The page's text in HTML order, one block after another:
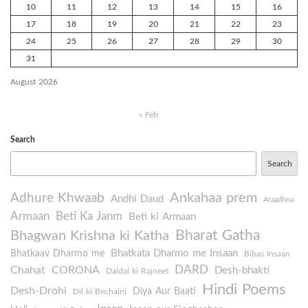
August 2026
10 11 12 13 14 15 16
17 18 19 20 21 22 23
24 25 26 27 28 29 30
31
« Feb
Search
Search
Adhure Khwaab Andhi Daud Ankahaa prem Araadhna
Armaan Beti Ka Janm Beti ki Armaan
Bhagwan Krishna ki Katha Bharat Gatha
Bhatkaav Dharmo me Bhatkata Dharmo me Insaan Bibas Insaan
Chahat CORONA Daldal ki Rajneet DARD Desh-bhakti
Desh-Drohi Dil ki Bechaini Diya Aur Baati Hindi Poems